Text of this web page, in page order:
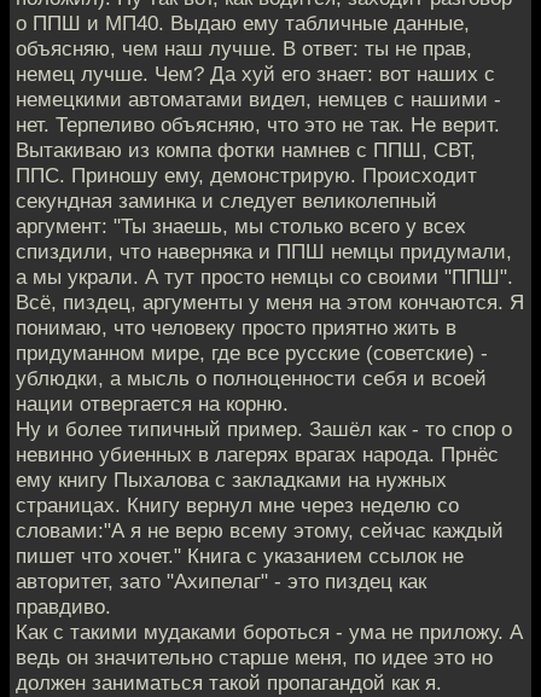
о ППШ и МП40. Выдаю ему табличные данные,
объясняю, чем наш лучше. В ответ: ты не прав,
немец лучше. Чем? Да хуй его знает: вот наших с
немецкими автоматами видел, немцев с нашими -
нет. Терпеливо объясняю, что это не так. Не верит.
Вытакиваю из компа фотки намнев с ППШ, СВТ,
ППС. Приношу ему, демонстрирую. Происходит
секундная заминка и следует великолепный
аргумент: "Ты знаешь, мы столько всего у всех
спиздили, что наверняка и ППШ немцы придумали,
а мы украли. А тут просто немцы со своими "ППШ".
Всё, пиздец, аргументы у меня на этом кончаются. Я
понимаю, что человеку просто приятно жить в
придуманном мире, где все русские (советские) -
ублюдки, а мысль о полноценности себя и всоей
нации отвергается на корню.
Ну и более типичный пример. Зашёл как - то спор о
невинно убиенных в лагерях врагах народа. Прнёс
ему книгу Пыхалова с закладками на нужных
страницах. Книгу вернул мне через неделю со
словами:"А я не верю всему этому, сейчас каждый
пишет что хочет." Книга с указанием ссылок не
авторитет, зато "Ахипелаг" - это пиздец как
правдиво.
Как с такими мудаками бороться - ума не приложу. А
ведь он значительно старше меня, по идее это но
должен заниматься такой пропагандой как я.